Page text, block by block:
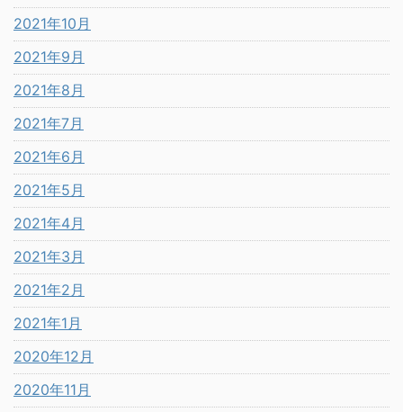
2021年10月
2021年9月
2021年8月
2021年7月
2021年6月
2021年5月
2021年4月
2021年3月
2021年2月
2021年1月
2020年12月
2020年11月